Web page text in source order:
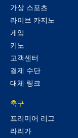
가상 스포츠
라이브 카지노
게임
키노
고객센터
결제 수단
대체 링크
축구
프리미어 리그
라리가